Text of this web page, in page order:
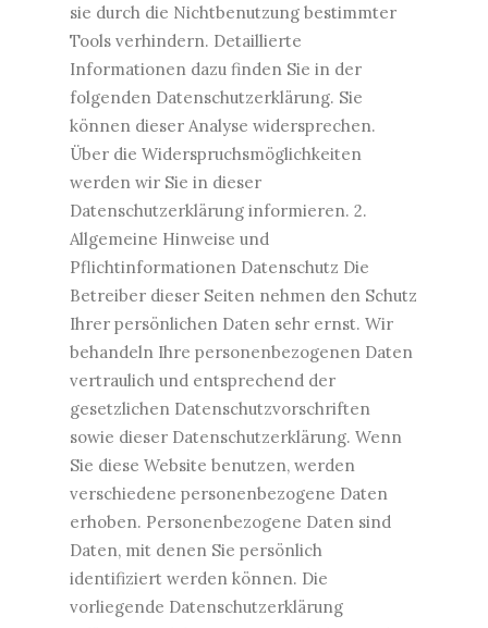
sie durch die Nichtbenutzung bestimmter
Tools verhindern. Detaillierte
Informationen dazu finden Sie in der
folgenden Datenschutzerklärung. Sie
können dieser Analyse widersprechen.
Über die Widerspruchsmöglichkeiten
werden wir Sie in dieser
Datenschutzerklärung informieren. 2.
Allgemeine Hinweise und
Pflichtinformationen Datenschutz Die
Betreiber dieser Seiten nehmen den Schutz
Ihrer persönlichen Daten sehr ernst. Wir
behandeln Ihre personenbezogenen Daten
vertraulich und entsprechend der
gesetzlichen Datenschutzvorschriften
sowie dieser Datenschutzerklärung. Wenn
Sie diese Website benutzen, werden
verschiedene personenbezogene Daten
erhoben. Personenbezogene Daten sind
Daten, mit denen Sie persönlich
identifiziert werden können. Die
vorliegende Datenschutzerklärung